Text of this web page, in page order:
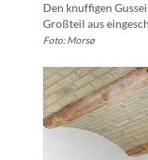
Den knuffigen
Großteil aus
Foto: Morsø